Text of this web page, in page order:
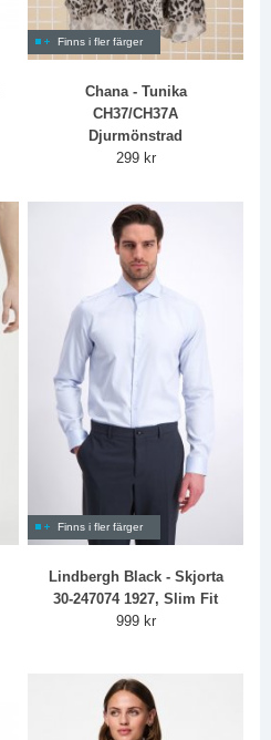
Finns i fler färger
Chana - Tunika
CH37/CH37A
Djurmönstrad
299 kr
Finns i fler färger
Lindbergh Black - Skjorta
30-247074 1927, Slim Fit
999 kr